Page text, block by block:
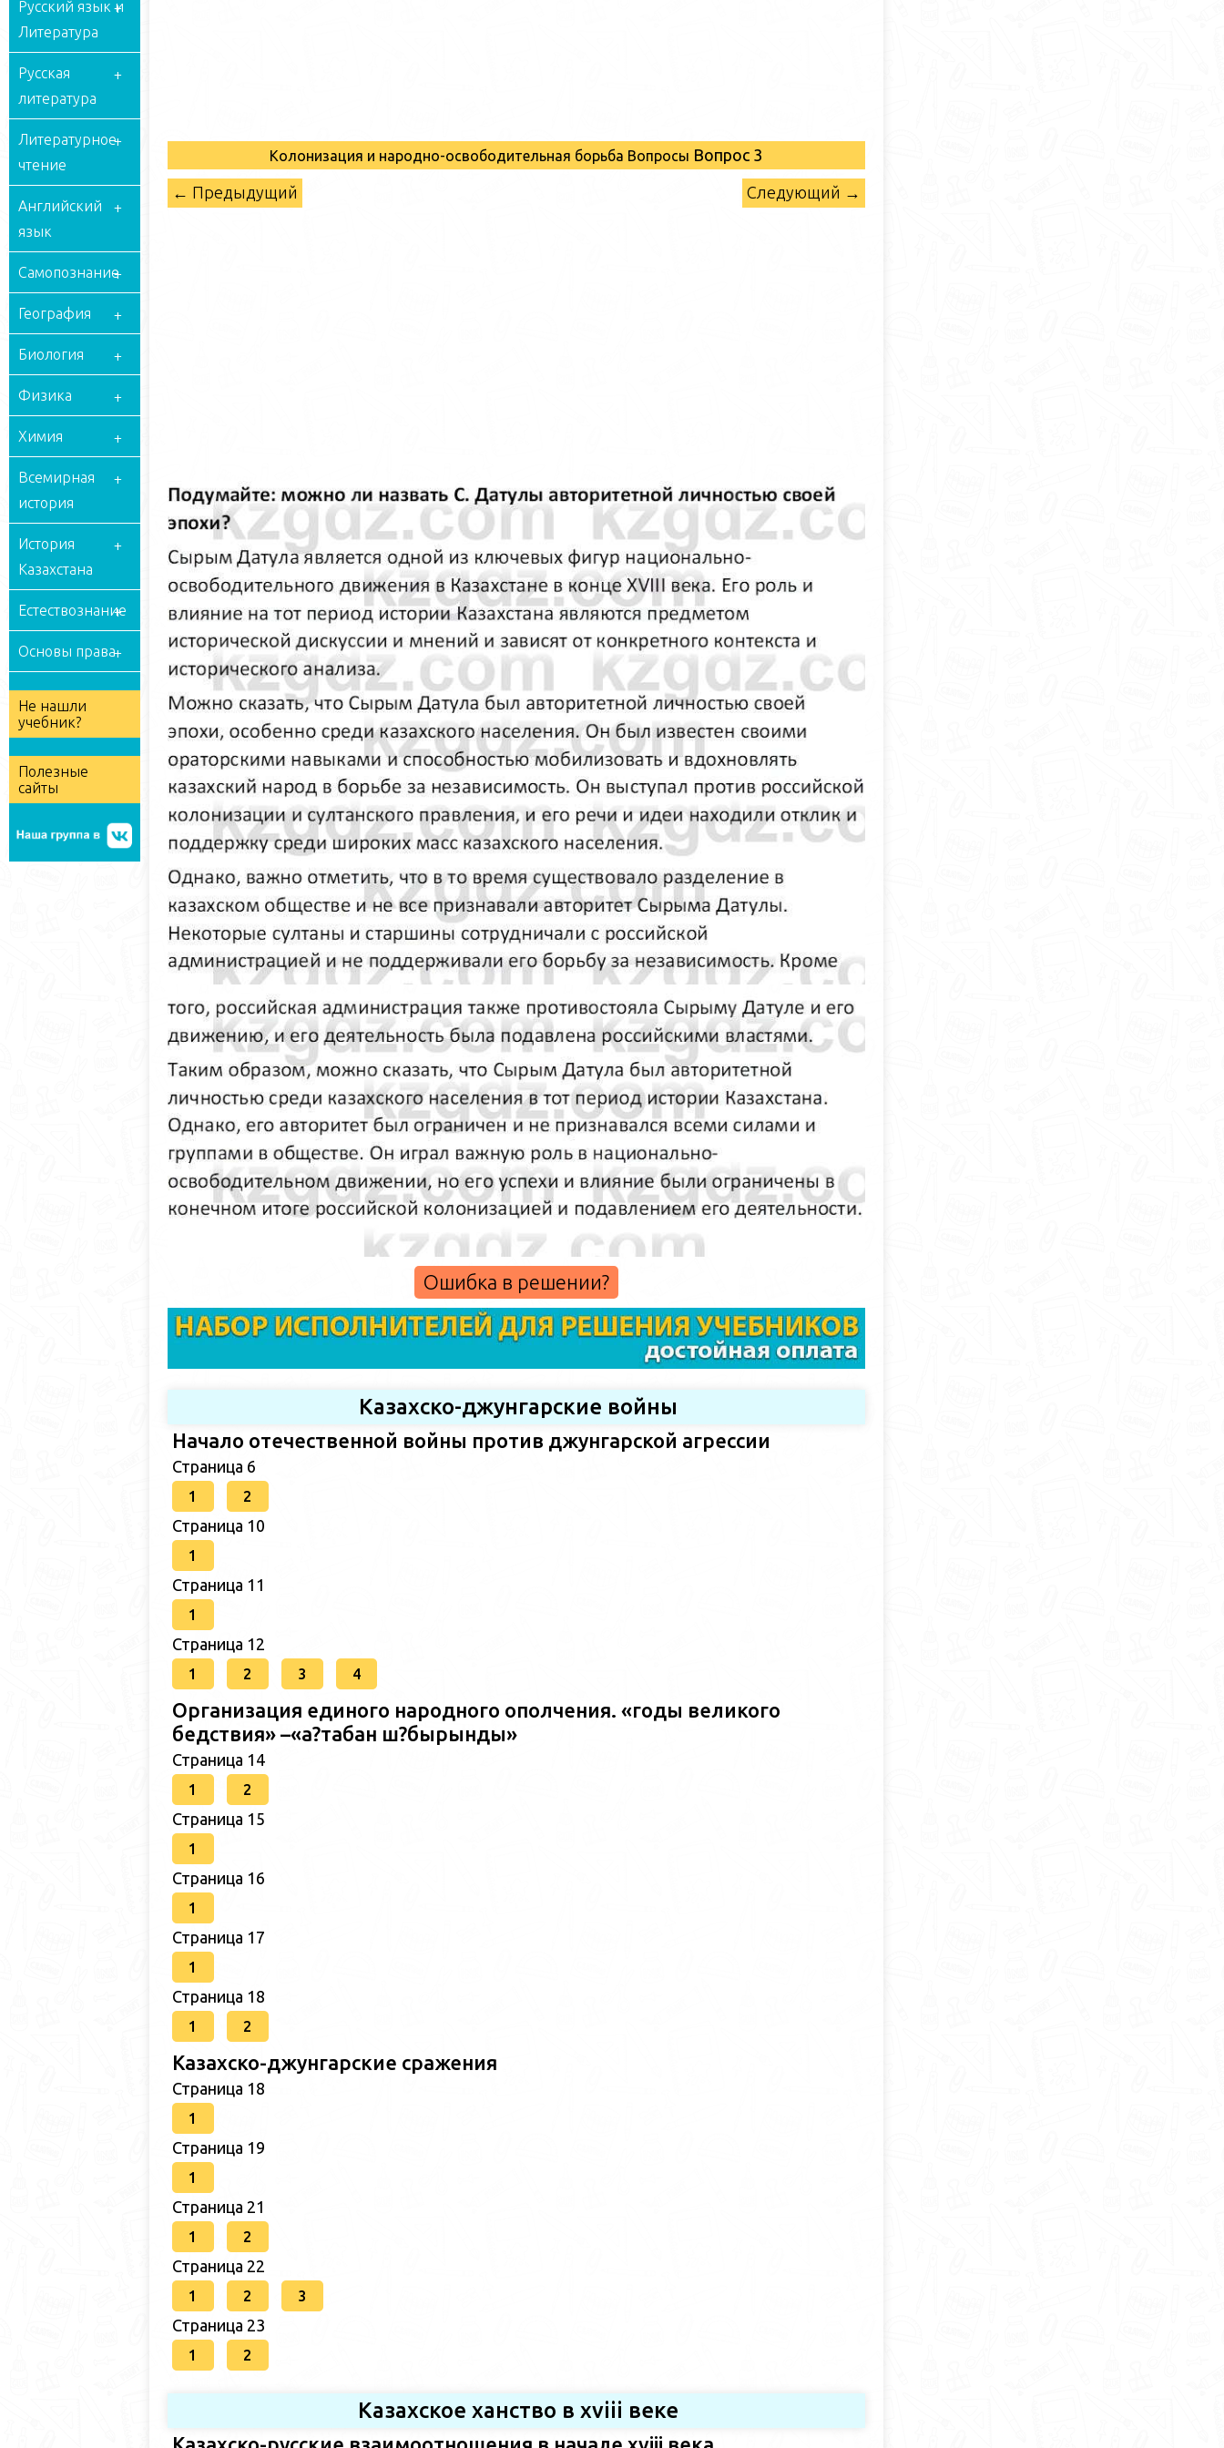
Русский язык и
Литература
Русская
литература
Литературное
чтение
Английский
язык
Самопознание
География
Биология
Физика
Химия
Всемирная
история
История
Казахстана
Естествознание
Основы права
Не нашли
учебник?
Полезные
сайты
Колонизация и народно-освободительная борьба Вопросы Вопрос 3
← Предыдущий Следующий →
Ошибка в решении?
Казахско-джунгарские войны
Начало отечественной войны против джунгарской агрессии
Страница 6
1 2
Страница 10
1
Страница 11
1
Страница 12
1 2 3 4
Организация единого народного ополчения. «годы великого
бедствия» –«а?табан ш?бырынды»
Страница 14
1 2
Страница 15
1
Страница 16
1
Страница 17
1
Страница 18
1 2
Казахско-джунгарские сражения
Страница 18
1
Страница 19
1
Страница 21
1 2
Страница 22
1 2 3
Страница 23
1 2
Казахское ханство в хviii веке